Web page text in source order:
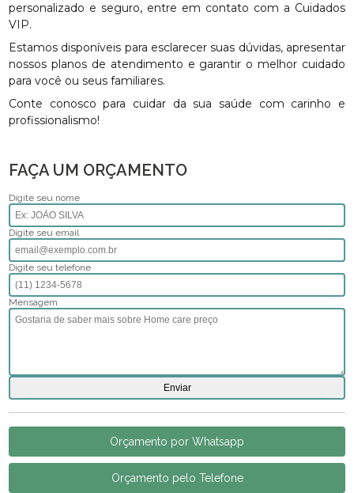
personalizado e seguro, entre em contato com a Cuidados
VIP.
Estamos disponíveis para esclarecer suas dúvidas, apresentar
nossos planos de atendimento e garantir o melhor cuidado
para você ou seus familiares.
Conte conosco para cuidar da sua saúde com carinho e
profissionalismo!
FAÇA UM ORÇAMENTO
Digite seu nome
Digite seu email
Digite seu telefone
Mensagem
Orçamento por Whatsapp
Orçamento pelo Telefone